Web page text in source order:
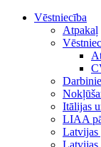
Vēstniecība
Atpakaļ
Itālijas
LIAA
Latvijas
Latvijas